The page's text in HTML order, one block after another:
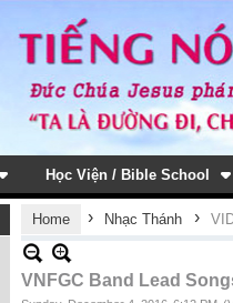
Học Viện / Bible School
Home › Nhạc Thánh ›
VNFGC Band Lead